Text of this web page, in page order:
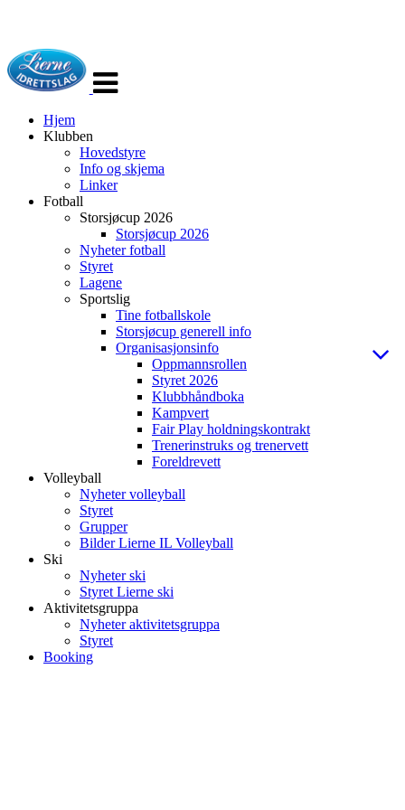
navigasjon
Hjem
Klubben
Hovedstyre
Info og skjema
Linker
Fotball
Storsjøcup 2026
Storsjøcup 2026
Nyheter fotball
Styret
Lagene
Sportslig
Tine fotballskole
Storsjøcup generell info
Organisasjonsinfo
Oppmannsrollen
Styret 2026
Klubbhåndboka
Kampvert
Fair Play holdningskontrakt
Trenerinstruks og trenervett
Foreldrevett
Volleyball
Nyheter volleyball
Styret
Grupper
Bilder Lierne IL Volleyball
Ski
Nyheter ski
Styret Lierne ski
Aktivitetsgruppa
Nyheter aktivitetsgruppa
Styret
Booking